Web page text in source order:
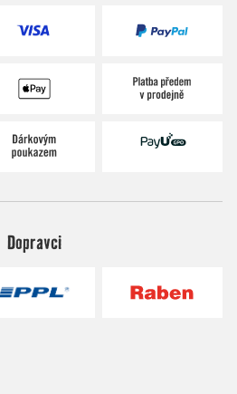
Dopravci